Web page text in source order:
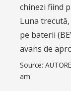
chinezi fiind
Luna
pe baterii
avans de
Source:
am